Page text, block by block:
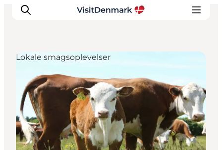
Inspirasjon
Reisemål
Aktiviteter
Overnatting
Planlegg reisen
Lokale smagsoplevelser